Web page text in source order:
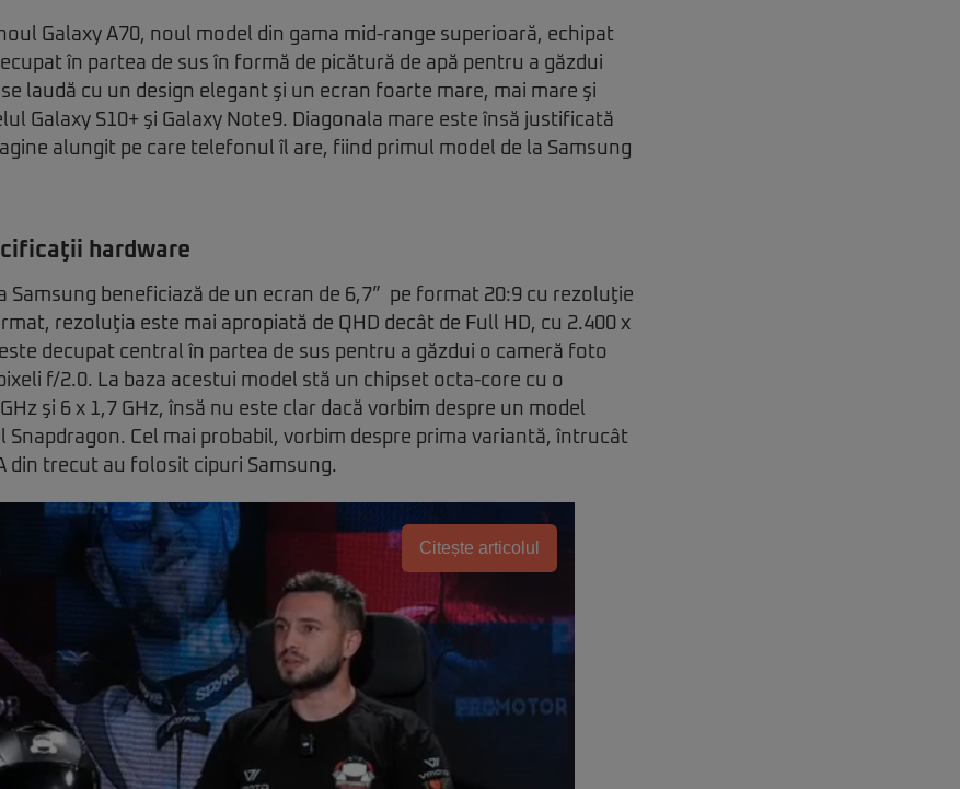
Galaxy A70, noul model din gama mid-range superioară, echipat
în partea de sus în formă de picătură de apă pentru a găzdui
laudă cu un design elegant şi un ecran foarte mare, mai mare şi
Galaxy S10+ şi Galaxy Note9. Diagonala mare este însă justificată
alungit pe care telefonul îl are, fiind primul model de la Samsung
hardware
Samsung beneficiază de un ecran de 6,7” pe format 20:9 cu rezoluţie
rezoluţia este mai apropiată de QHD decât de Full HD, cu 2.400 x
decupat central în partea de sus pentru a găzdui o cameră foto
f/2.0. La baza acestui model stă un chipset octa-core cu o
şi 6 x 1,7 GHz, însă nu este clar dacă vorbim despre un model
Snapdragon. Cel mai probabil, vorbim despre prima variantă, întrucât
din trecut au folosit cipuri Samsung.
Citește articolul